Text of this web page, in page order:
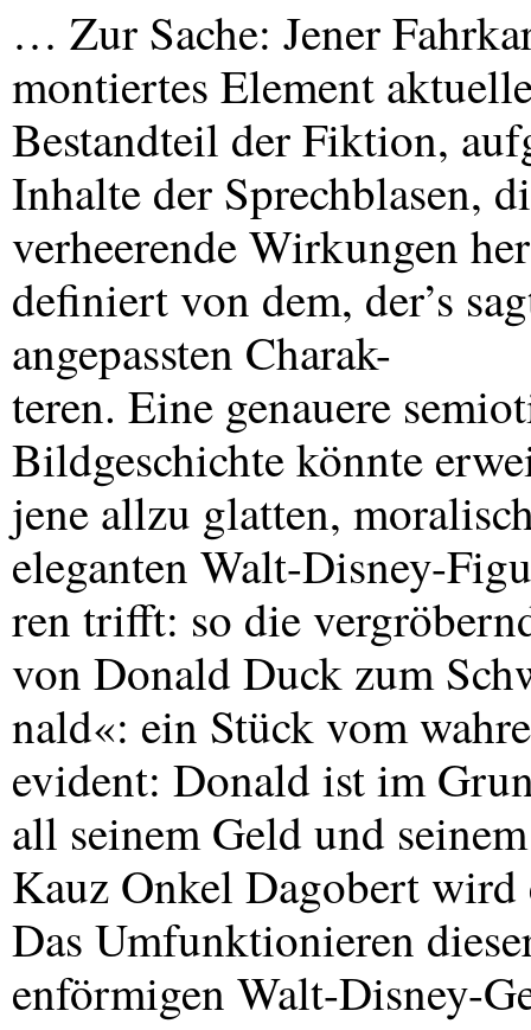
… Zur Sache: Jener
montiertes Element
Bestandteil der Fiktion,
Inhalte der Sprechblasen,
verheerende Wirkungen
definiert von dem, der’s
angepassten Charak-
teren. Eine genauere
Bildgeschichte könnte
jene allzu glatten,
eleganten Walt-Disney-
ren trifft: so die
von Donald Duck zum
nald«: ein Stück vom
evident: Donald ist im
all seinem Geld und
Kauz Onkel Dagobert
Das Umfunktionieren
enförmigen Walt-Disney-